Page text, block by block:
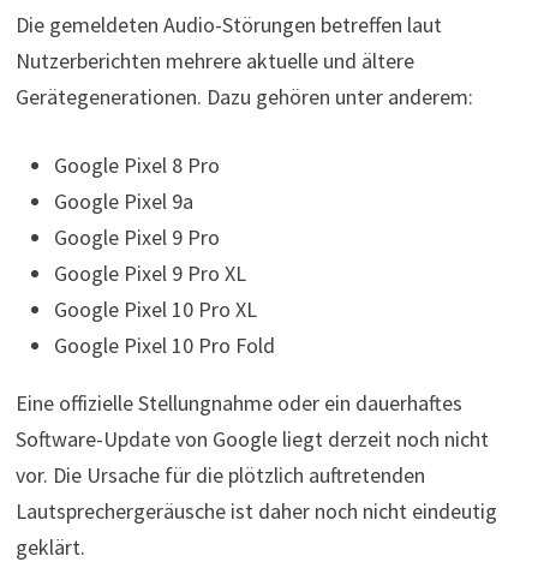
Die gemeldeten Audio-Störungen betreffen laut
Nutzerberichten mehrere aktuelle und ältere
Gerätegenerationen. Dazu gehören unter anderem:
Google Pixel 8 Pro
Google Pixel 9a
Google Pixel 9 Pro
Google Pixel 9 Pro XL
Google Pixel 10 Pro XL
Google Pixel 10 Pro Fold
Eine offizielle Stellungnahme oder ein dauerhaftes
Software-Update von Google liegt derzeit noch nicht
vor. Die Ursache für die plötzlich auftretenden
Lautsprechergeräusche ist daher noch nicht eindeutig
geklärt.